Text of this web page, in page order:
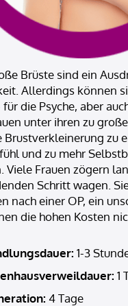
Brüste sind ein
Allerdings können
die Psyche, aber
unter ihren zu
Brustverkleinerung zu
und zu mehr
Viele Frauen zögern
Schritt wagen.
nach einer OP, ein
die hohen Kosten
1-3
1
4 Tage